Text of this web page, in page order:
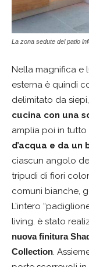
La zona sedute del patio
Nella magnifica e
esterna è quindi
delimitato da
cucina con una
amplia poi in
d’acqua e da
ciascun angolo
tripudi di fiori
comuni bianche,
L’intero
living. è stato
nuova finitura
Collection.